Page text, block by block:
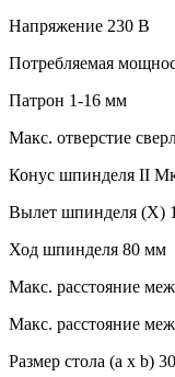
Напряжение 230 В
Потребляемая
Патрон 1-16 мм
Макс. отверстие
Конус шпинделя II
Вылет шпинделя (X)
Ход шпинделя 80 мм
Макс. расстояние
Макс. расстояние
Размер стола (a x b)